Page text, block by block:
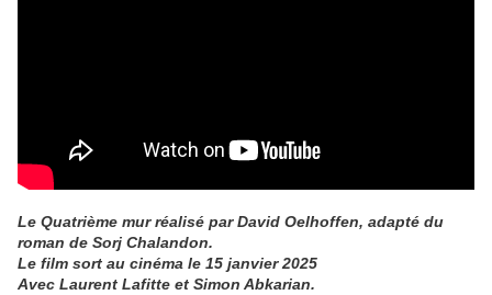
Le Quatrième mur réalisé par David Oelhoffen, adapté du
roman de Sorj Chalandon.
Le film sort au cinéma le 15 janvier 2025
Avec Laurent Lafitte et Simon Abkarian.